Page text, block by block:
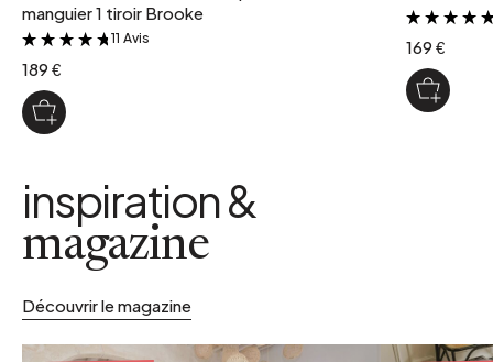
manguier 1 tiroir Brooke
&
11 Avis
189 €
169 €
inspiration &
magazine
Découvrir le magazine